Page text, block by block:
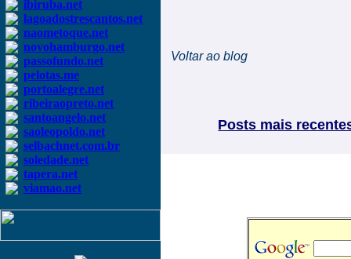
ibiruba.net
lagoadostrescantos.net
naometoque.net
novohamburgo.net
passofundo.net
pelotas.me
portoalegre.net
ribeiraopreto.net
santoangelo.net
saoleopoldo.net
selbachnet.com.br
soledade.net
tapera.net
viamao.net
Voltar ao blog
Posts mais